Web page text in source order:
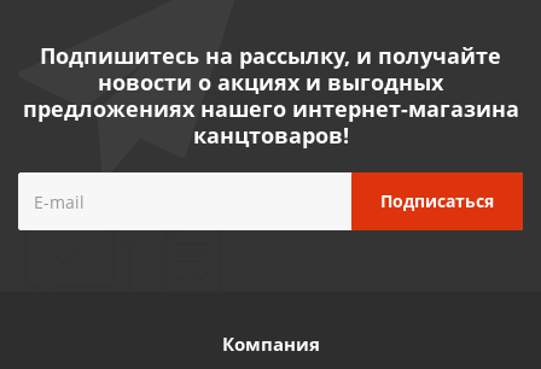
Подпишитесь на рассылку, и получайте
новости о акциях и выгодных
предложениях нашего интернет-магазина
канцтоваров!
Компания